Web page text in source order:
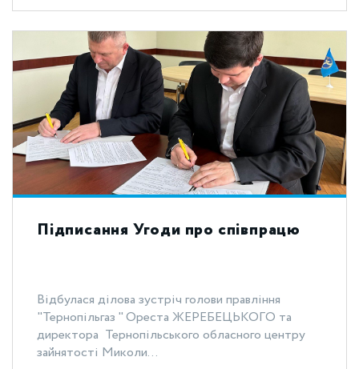
Підписання Угоди про співпрацю
Відбулася ділова зустріч голови правління
"Тернопільгаз " Ореста ЖЕРЕБЕЦЬКОГО та
директора Тернопільського обласного центру
зайнятості Миколи...